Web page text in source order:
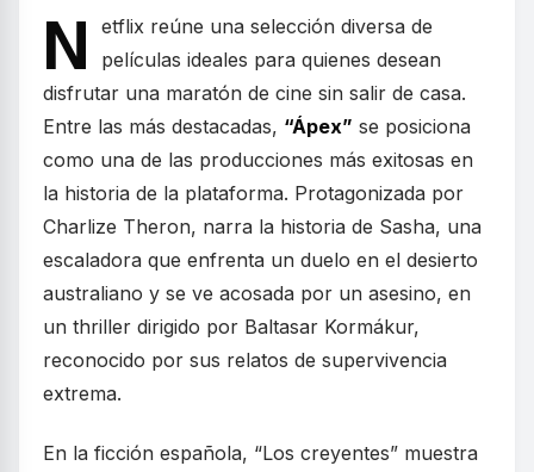
N
etflix reúne una selección diversa de
películas ideales para quienes desean
disfrutar una maratón de cine sin salir de casa.
Entre las más destacadas, “Ápex” se posiciona
como una de las producciones más exitosas en
la historia de la plataforma. Protagonizada por
Charlize Theron, narra la historia de Sasha, una
escaladora que enfrenta un duelo en el desierto
australiano y se ve acosada por un asesino, en
un thriller dirigido por Baltasar Kormákur,
reconocido por sus relatos de supervivencia
extrema.
En la ficción española, “Los creyentes” muestra